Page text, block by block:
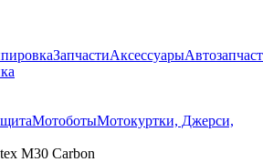
ЗапчастиАксессуары
МотоботыМотокуртки, Джерси,
M30 Carbon